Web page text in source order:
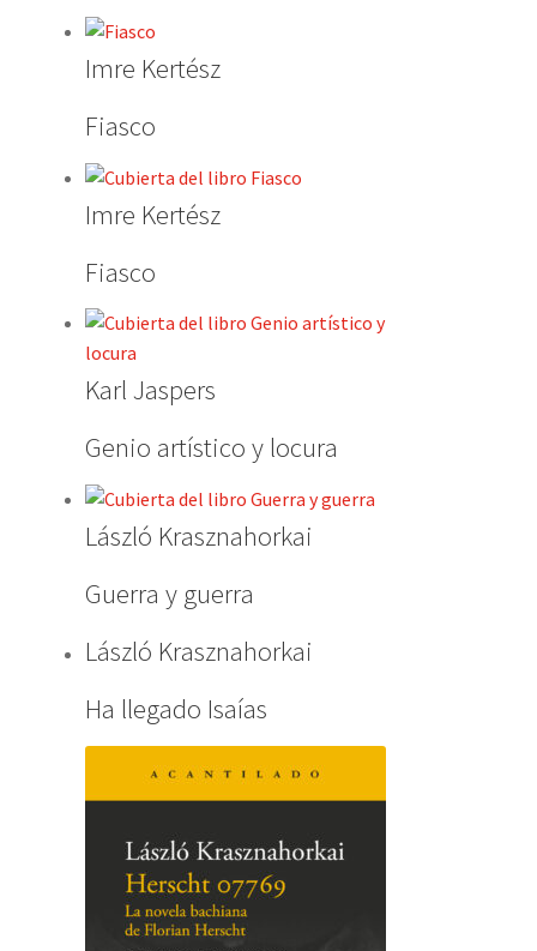
Imre Kertész
Fiasco
Imre Kertész
Fiasco
Karl Jaspers
Genio artístico y locura
László Krasznahorkai
Guerra y guerra
László Krasznahorkai
Ha llegado Isaías